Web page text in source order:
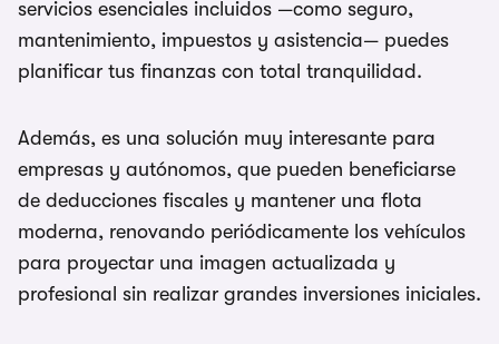
servicios esenciales incluidos —como seguro,
mantenimiento, impuestos y asistencia— puedes
planificar tus finanzas con total tranquilidad.
Además, es una solución muy interesante para
empresas y autónomos, que pueden beneficiarse
de deducciones fiscales y mantener una flota
moderna, renovando periódicamente los vehículos
para proyectar una imagen actualizada y
profesional sin realizar grandes inversiones iniciales.